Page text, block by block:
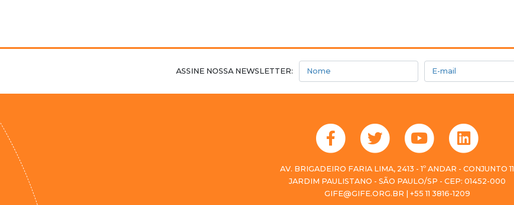
ASSINE NOSSA NEWSLETTER:Nome E-mail
AV. BRIGADEIRO FARIA LIMA, 2413 - 1º ANDAR - CONJUNTO 11
JARDIM PAULISTANO - SÃO PAULO/SP - CEP: 01452-000
GIFE@GIFE.ORG.BR | +55 11 3816-1209